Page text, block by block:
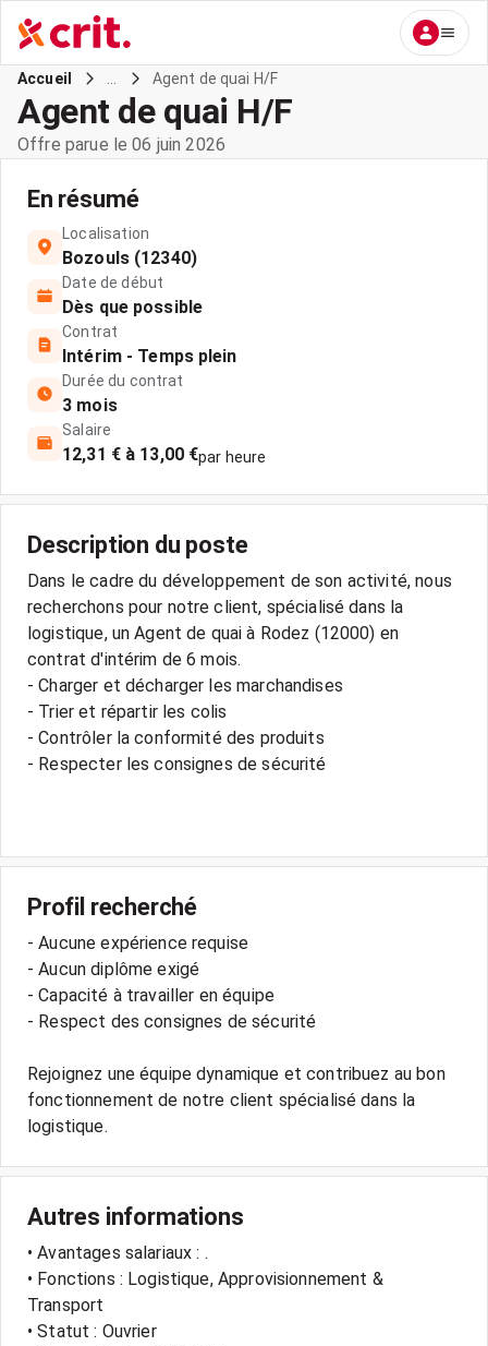
Accueil Agent de quai H/F
Agent de quai H/F
Offre parue le 06 juin 2026
En résumé
Localisation
Bozouls (12340)
Date de début
Dès que possible
Contrat
Intérim - Temps plein
Durée du contrat
3 mois
Salaire
12,31 € à 13,00 €par heure
Description du poste
Dans le cadre du développement de son activité, nous
recherchons pour notre client, spécialisé dans la
logistique, un Agent de quai à Rodez (12000) en
contrat d'intérim de 6 mois.
- Charger et décharger les marchandises
- Trier et répartir les colis
- Contrôler la conformité des produits
- Respecter les consignes de sécurité
Profil recherché
- Aucune expérience requise
- Aucun diplôme exigé
- Capacité à travailler en équipe
- Respect des consignes de sécurité
Rejoignez une équipe dynamique et contribuez au bon
fonctionnement de notre client spécialisé dans la
Autres informations
• Avantages salariaux : .
• Fonctions : Logistique, Approvisionnement &
Transport
• Statut : Ouvrier